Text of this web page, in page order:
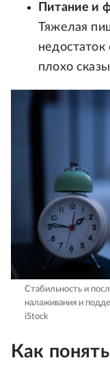
Питание и
Тяжелая
недостаток
плохо
Стабильность и
налаживания и
iStock
Как